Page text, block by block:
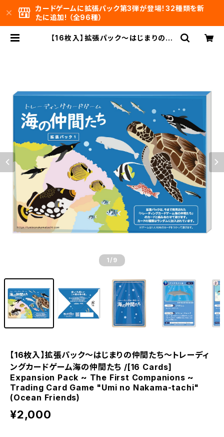
カードゲームに拡張パック第3弾が登場！32種類を新
たに追加! （全96種）
【16枚入】拡張パック～はじまりの仲
1 /9
【16枚入】拡張パック～はじまりの仲間たち～トレーディ
ングカードゲーム海の仲間たち /[16 Cards]
Expansion Pack ~ The First Companions ~
Trading Card Game "Umi no Nakama-tachi"
(Ocean Friends)
¥2,000